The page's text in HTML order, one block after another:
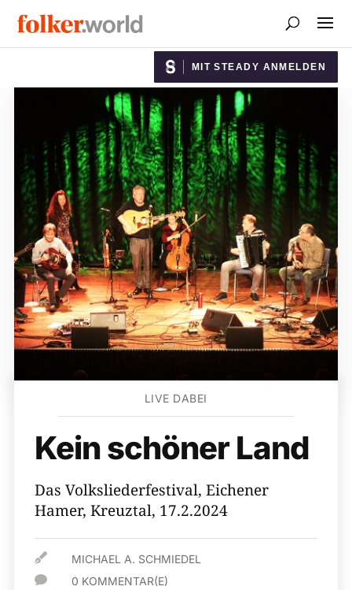
MIT STEADY ANMELDEN
LIVE DABEI
Kein schöner Land
Das Volksliederfestival, Eichener
Hamer, Kreuztal, 17.2.2024
 MICHAEL A. SCHMIEDEL
 0 KOMMENTAR(E)